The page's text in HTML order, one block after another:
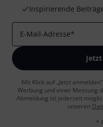
Inspirierende
E-Mail-Adresse*
Mit Klick auf „Jetzt
Werbung und einer Messung
Abmeldung ist jederzeit
unseren
*